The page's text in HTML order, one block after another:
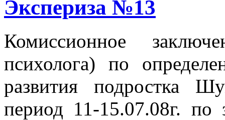
Экспериза №13
Комиссионное
психолога) по
развития подростка
период 11-15.07.08г. по